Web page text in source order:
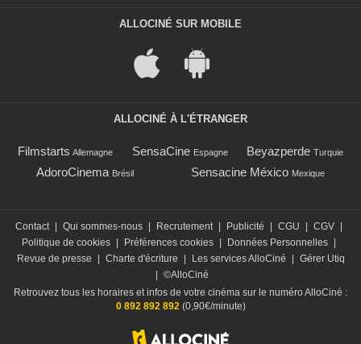
ALLOCINÉ SUR MOBILE
ALLOCINÉ À L'ÉTRANGER
Filmstarts Allemagne SensaCine Espagne Beyazperde Turquie
AdoroCinema Brésil Sensacine México Mexique
Contact Qui sommes-nous Recrutement Publicité CGU CGV
Politique de cookies
Préférences cookies Données Personnelles
Revue de presse
Charte d'écriture Les services AlloCiné
Gérer Utiq
©AlloCiné
Retrouvez tous les horaires et infos de votre cinéma sur le numéro AlloCiné :
0 892 892 892(0,90€/minute)